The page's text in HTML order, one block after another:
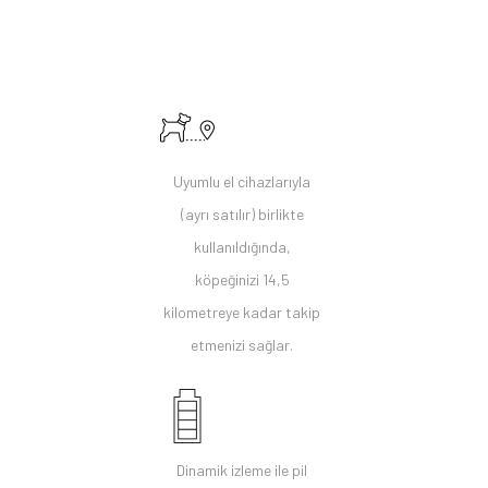
Uyumlu el cihazlarıyla
(ayrı satılır) birlikte
kullanıldığında,
köpeğinizi 14,5
kilometreye kadar takip
etmenizi sağlar.
Dinamik izleme ile pil